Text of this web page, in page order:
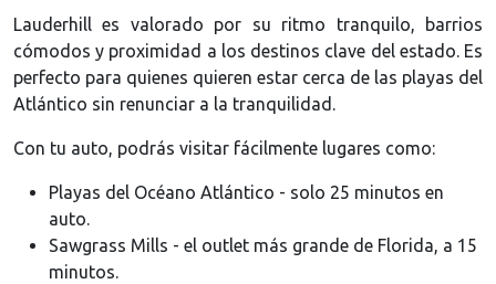
Lauderhill es valorado por su ritmo tranquilo, barrios
cómodos y proximidad a los destinos clave del estado. Es
perfecto para quienes quieren estar cerca de las playas del
Atlántico sin renunciar a la tranquilidad.
Con tu auto, podrás visitar fácilmente lugares como:
Playas del Océano Atlántico - solo 25 minutos en
auto.
Sawgrass Mills - el outlet más grande de Florida, a 15
minutos.